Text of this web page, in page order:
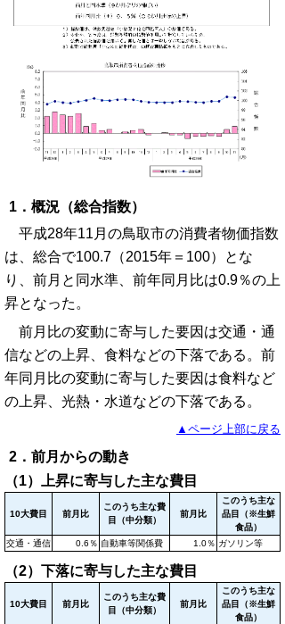
1．概況（総合指数）
平成28年11月の鳥取市の消費者物価指数
は、総合で100.7（2015年＝100）とな
り、前月と同水準、前年同月比は0.9％の上
昇となった。
前月比の変動に寄与した要因は交通・通
信などの上昇、食料などの下落である。前
年同月比の変動に寄与した要因は食料など
の上昇、光熱・水道などの下落である。
▲ページ上部に戻る
2．前月からの動き
（1）上昇に寄与した主な費目
10大費目 前月比
このうち主な費
目（中分類）
前月比
このうち主な
品目（※生鮮
食品）
交通・通信
0.6％ 自動車等関係費 1.0％ ガソリン等
（2）下落に寄与した主な費目
10大費目 前月比
このうち主な費
目（中分類）
前月比
このうち主な
品目（※生鮮
食品）